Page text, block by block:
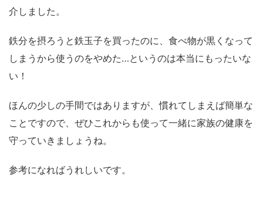
介しました。
鉄分を摂ろうと鉄玉子を買ったのに、食べ物が黒くなって
しまうから使うのをやめた…というのは本当にもったいな
い！
ほんの少しの手間ではありますが、慣れてしまえば簡単な
ことですので、ぜひこれからも使って一緒に家族の健康を
守っていきましょうね。
参考になればうれしいです。